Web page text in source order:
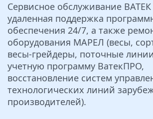
Сервисное обслуживание ВАТЕК
удаленная поддержка
обеспечения 24/7, а также
оборудования МАРЕЛ (весы,
весы-грейдеры, поточные
учетную программу ВатекПРО,
восстановление систем
технологических линий
производителей).